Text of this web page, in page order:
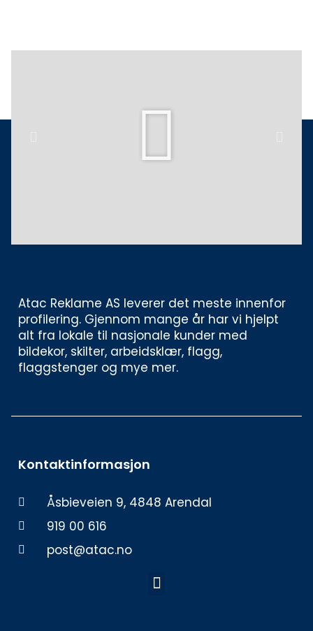
Atac Reklame AS leverer det meste innenfor
profilering. Gjennom mange år har vi hjelpt
alt fra lokale til nasjonale kunder med
bildekor, skilter, arbeidsklær, flagg,
flaggstenger og mye mer.
Kontaktinformasjon
Åsbieveien 9, 4848 Arendal
919 00 616
post@atac.no
Meny